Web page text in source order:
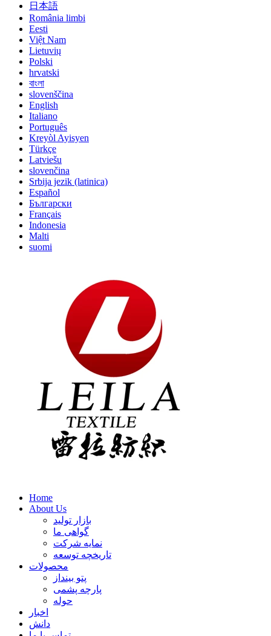
日本語
România limbi
Eesti
Việt Nam
Lietuvių
Polski
hrvatski
বাংলা
slovenščina
English
Italiano
Português
Kreyòl Ayisyen
Türkçe
Latviešu
slovenčina
Srbija jezik (latinica)
Español
Български
Français
Indonesia
Malti
suomi
Home
About Us
بازار تولید
گواهی ما
نمایه شرکت
تاریخچه توسعه
محصولات
پتو بینداز
پارچه پشمی
حوله
اخبار
دانش